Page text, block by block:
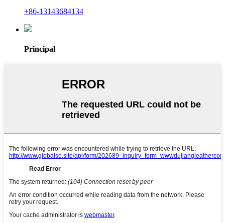
+86-13143684134
Principal